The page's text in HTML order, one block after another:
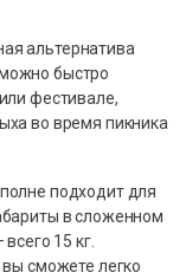
альтернатива
быстро
фестивале,
во время пикника
подходит для
в сложенном
15 кг.
сможете легко